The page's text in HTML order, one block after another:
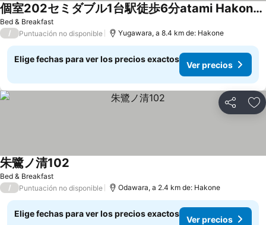
Bed & Breakfast
個室202セミダブル1台駅徒歩6分atami Hakoneも近いゲストハウス真鶴
/ Puntuación no disponible Yugawara, a 8.4 km de: Hakone
Elige fechas para ver los precios exactos
Ver precios
Compartir
Bed & Breakfast
朱鷺ノ清102
/ Puntuación no disponible Odawara, a 2.4 km de: Hakone
Elige fechas para ver los precios exactos
Ver precios